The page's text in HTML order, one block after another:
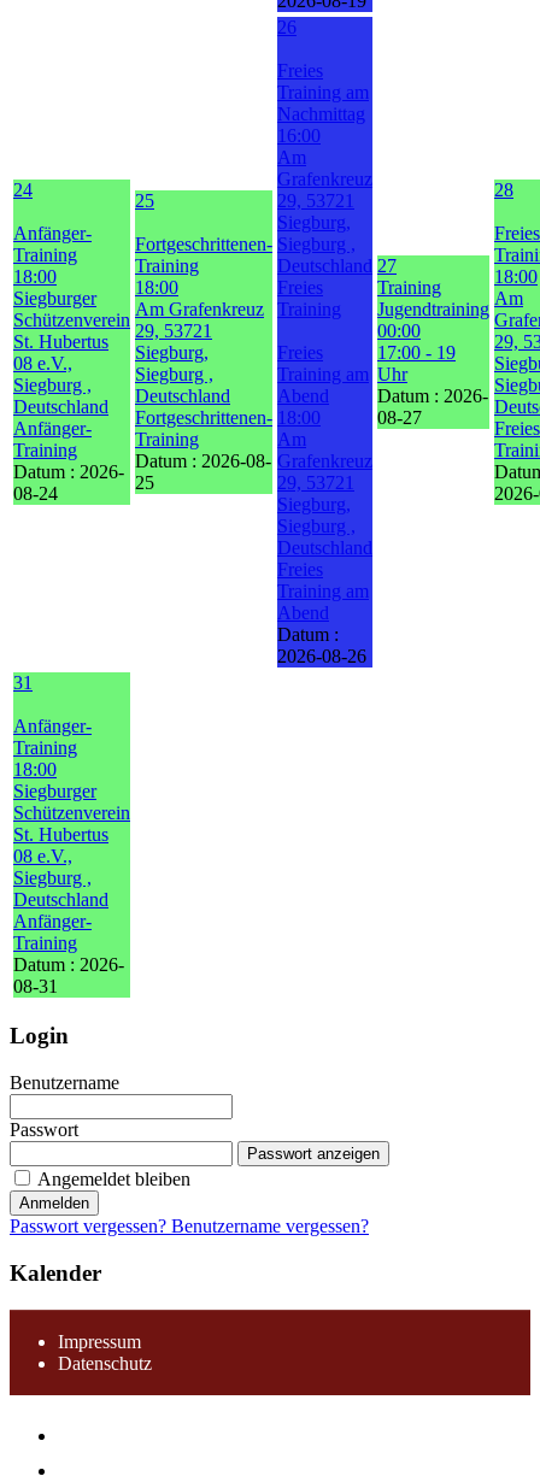
24
Anfänger-
Training
18:00
Siegburger
Schützenverein
St. Hubertus
08 e.V.,
Siegburg ,
Deutschland
Anfänger-
Training
Datum : 2026-
08-24
25
Fortgeschrittenen-
Training
18:00
Am Grafenkreuz
29, 53721
Siegburg,
Siegburg ,
Deutschland
Fortgeschrittenen-
Training
Datum : 2026-08-
25
26
Freies
Training am
Nachmittag
16:00
Am
Grafenkreuz
29, 53721
Siegburg,
Siegburg ,
Deutschland
Freies
Training
Freies
Training am
Abend
18:00
Am
Grafenkreuz
29, 53721
Siegburg,
Siegburg ,
Deutschland
Freies
Training am
Abend
Datum :
2026-08-26
27
Training
Jugendtraining
00:00
17:00 - 19
Uhr
Datum : 2026-
08-27
28
Freies
18:00
Am
29,
Freies
31
Anfänger-
Training
18:00
Siegburger
Schützenverein
St. Hubertus
08 e.V.,
Siegburg ,
Deutschland
Anfänger-
Training
Datum : 2026-
08-31
Login
Benutzername
Passwort
Passwort anzeigen
Angemeldet bleiben
Anmelden
Passwort vergessen? Benutzername vergessen?
Kalender
Impressum
Datenschutz